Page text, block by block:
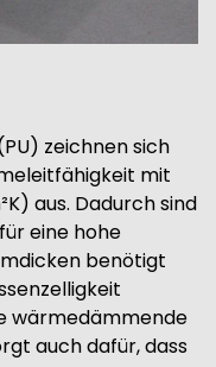
zeichnen sich
mit
aus. Dadurch sind
eine hohe
benötigt
wärmedämmende
auch dafür, dass